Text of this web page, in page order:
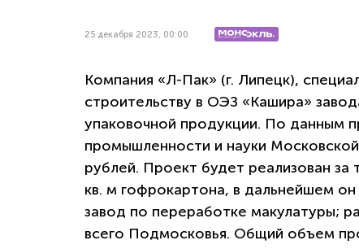
25 декабря 2023, 00:00
Компания «Л-Пак» (г. Липецк),
строительству в ОЭЗ «Кашира»
упаковочной продукции. По данным
промышленности и науки
рублей. Проект будет реализован
кв. м гофрокартона, в дальнейшем
завод по переработке макулатуры;
всего Подмосковья. Общий объем